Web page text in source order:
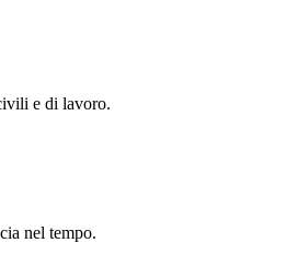
e di lavoro.
nel tempo.